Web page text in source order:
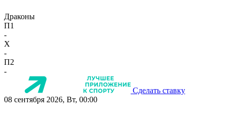
Драконы
П1
-
X
-
П2
-
Сделать ставку
08 сентября 2026, Вт, 00:00